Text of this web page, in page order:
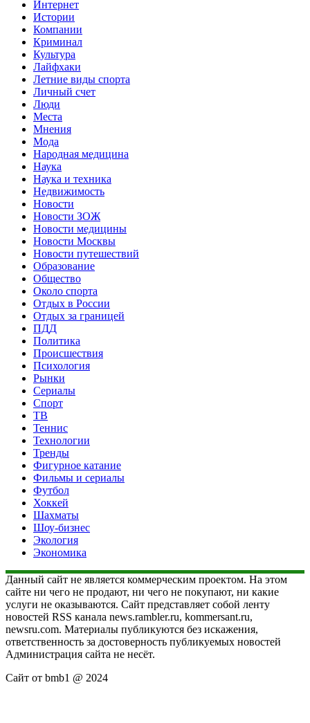
Интернет
Истории
Компании
Криминал
Культура
Лайфхаки
Летние виды спорта
Личный счет
Люди
Места
Мнения
Мода
Народная медицина
Наука
Наука и техника
Недвижимость
Новости
Новости ЗОЖ
Новости медицины
Новости Москвы
Новости путешествий
Образование
Общество
Около спорта
Отдых в России
Отдых за границей
ПДД
Политика
Происшествия
Психология
Рынки
Сериалы
Спорт
ТВ
Теннис
Технологии
Тренды
Фигурное катание
Фильмы и сериалы
Футбол
Хоккей
Шахматы
Шоу-бизнес
Экология
Экономика
Данный сайт не является коммерческим проектом. На этом
сайте ни чего не продают, ни чего не покупают, ни какие
услуги не оказываются. Сайт представляет собой ленту
новостей RSS канала news.rambler.ru, kommersant.ru,
newsru.com. Материалы публикуются без искажения,
ответственность за достоверность публикуемых новостей
Администрация сайта не несёт.
Сайт от bmb1 @ 2024